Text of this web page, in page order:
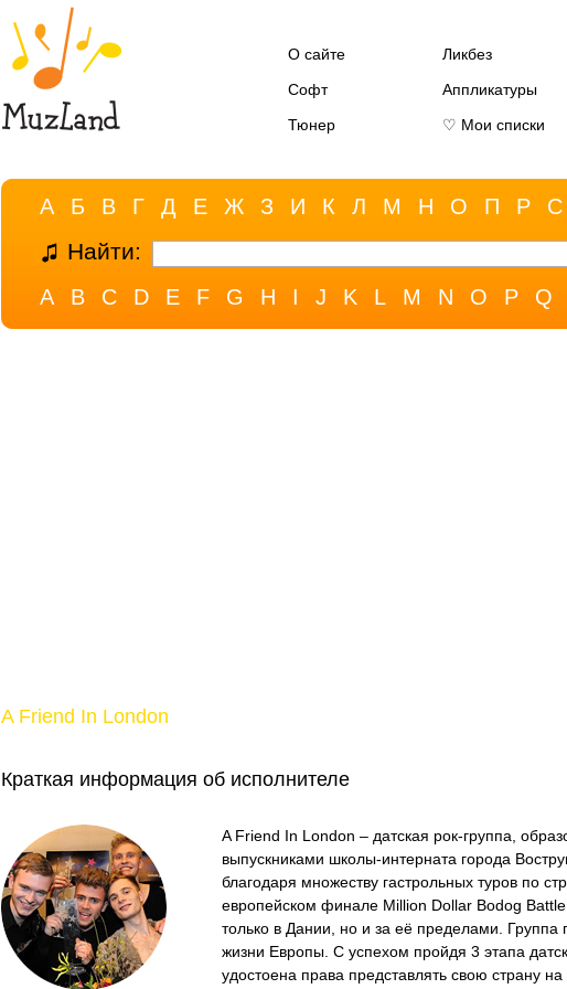
О сайте
Ликбез
Софт
Аппликатуры
Тюнер
♡ Мои списки
А Б В Г Д Е Ж З И К Л М Н О П Р С
Найти:
A B C D E F G H I J K L M N O P Q
A Friend In London
Краткая информация об исполнителе
A Friend In London – датская рок-группа,
выпускниками школы-интерната города
благодаря множеству гастрольных туров по
европейском финале Million Dollar Bodog
только в Дании, но и за её пределами. Группа
жизни Европы. С успехом пройдя 3 этапа
удостоена права представлять свою страну на